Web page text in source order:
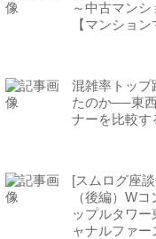
～中古マン
【マンション
混雑率トップ
たのか──東
ナーを比較す
[スムログ座
（後編）W
ップルタワー
ャナルファ